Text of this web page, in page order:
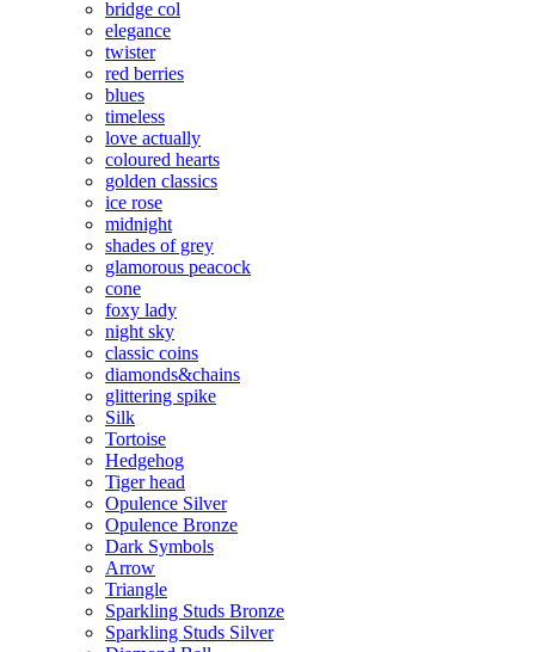
bridge col
elegance
twister
red berries
blues
timeless
love actually
coloured hearts
golden classics
ice rose
midnight
shades of grey
glamorous peacock
cone
foxy lady
night sky
classic coins
diamonds&chains
glittering spike
Silk
Tortoise
Hedgehog
Tiger head
Opulence Silver
Opulence Bronze
Dark Symbols
Arrow
Triangle
Sparkling Studs Bronze
Sparkling Studs Silver